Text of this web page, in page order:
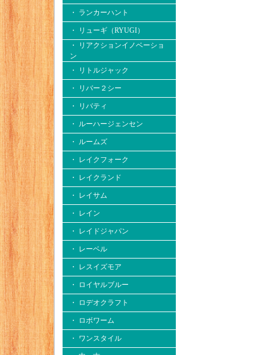
・ ランカーハント
・ リューギ（RYUGI）
・ リアクションイノベーショ
ン
・ リトルジャック
・ リバー２シー
・ リバティ
・ ルーハージェンセン
・ ルームズ
・ レイクフォーク
・ レイクランド
・ レイサム
・ レイン
・ レイドジャパン
・ レーベル
・ レスイズモア
・ ロイヤルブルー
・ ロデオクラフト
・ ロボワーム
・ ワンスタイル